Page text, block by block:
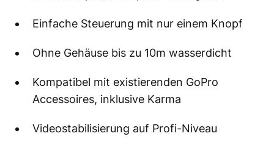
Einfache Steuerung mit nur einem Knopf
Ohne Gehäuse bis zu 10m wasserdicht
Kompatibel mit existierenden GoPro
Accessoires, inklusive Karma
Videostabilisierung auf Profi-Niveau